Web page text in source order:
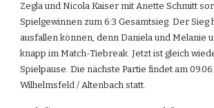
Zegla und Nicola Kaiser mit Anette Schmitt
Spielgewinnen zum 6:3 Gesamtsieg. Der Sieg
ausfallen können, denn Daniela und Melanie
knapp im Match-Tiebreak. Jetzt ist gleich
Spielpause. Die nächste Partie findet am
Wilhelmsfeld / Altenbach statt.